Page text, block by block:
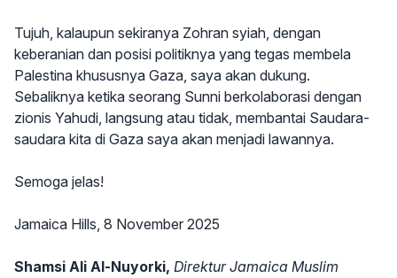
Tujuh, kalaupun sekiranya Zohran syiah, dengan
keberanian dan posisi politiknya yang tegas membela
Palestina khususnya Gaza, saya akan dukung.
Sebaliknya ketika seorang Sunni berkolaborasi dengan
zionis Yahudi, langsung atau tidak, membantai Saudara-
saudara kita di Gaza saya akan menjadi lawannya.
Semoga jelas!
Jamaica Hills, 8 November 2025
Shamsi Ali Al-Nuyorki, Direktur Jamaica Muslim